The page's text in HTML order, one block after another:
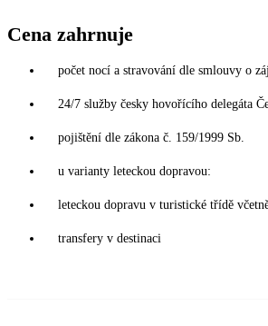
Cena zahrnuje
počet nocí a stravování dle smlouvy o
24/7 služby česky hovořícího delegáta
pojištění dle zákona č. 159/1999 Sb.
u varianty leteckou dopravou:
leteckou dopravu v turistické třídě
transfery v destinaci